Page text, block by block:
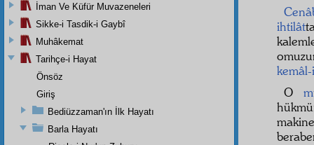
ihtilât
O
İman Ve Küfür Muvazeneleri
Sikke-i Tasdik-i Gaybî
Muhâkemat
Tarihçe-i Hayat
Önsöz
Giriş
Bediüzzaman'ın İlk Hayatı
Barla Hayatı